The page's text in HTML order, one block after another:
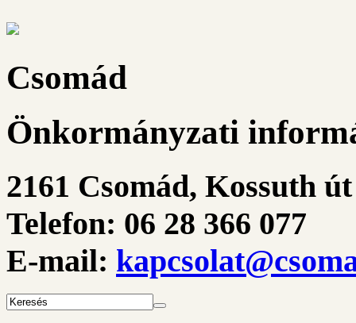
Csomád
Önkormányzati
2161 Csomád, Kossuth
Telefon: 06 28 366 077
E-mail: